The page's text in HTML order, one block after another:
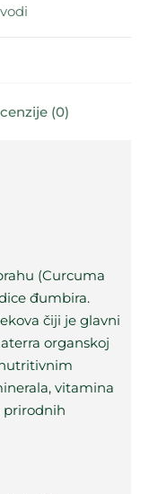
(0)
(Curcuma
đumbira.
čiji je glavni
organskoj
vitamina
prirodnih